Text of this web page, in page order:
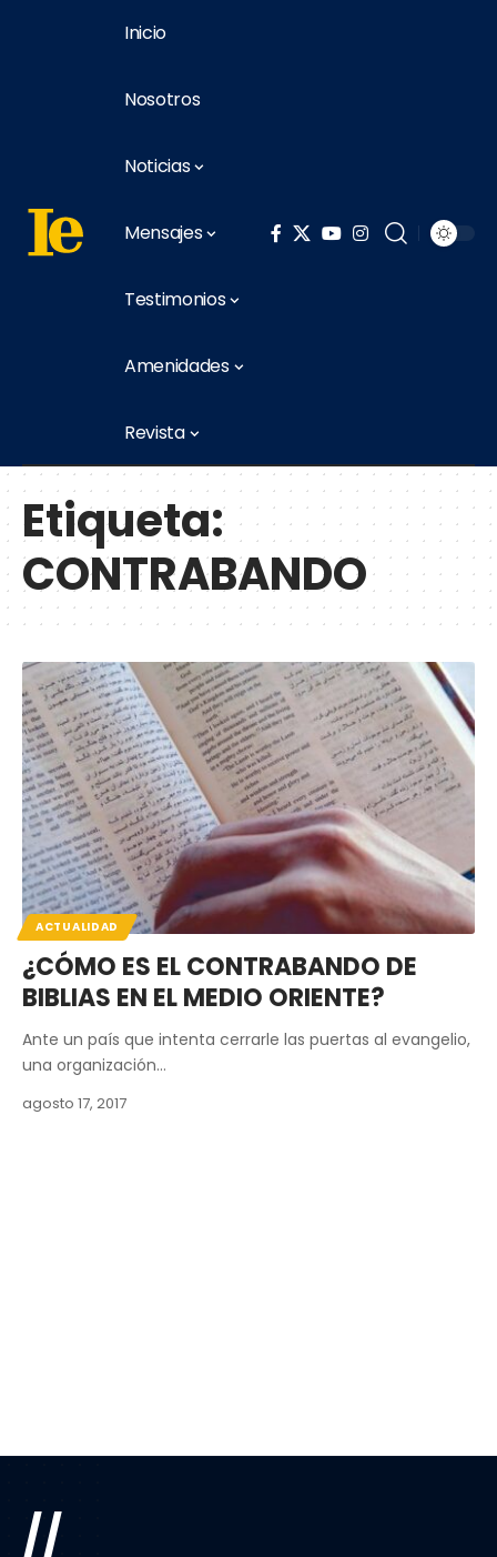
Inicio
Nosotros
Noticias
Mensajes
Testimonios
Amenidades
Revista
Etiqueta:
CONTRABANDO
ACTUALIDAD
¿CÓMO ES EL CONTRABANDO DE
BIBLIAS EN EL MEDIO ORIENTE?
Ante un país que intenta cerrarle las puertas al evangelio,
una organización…
agosto 17, 2017
//